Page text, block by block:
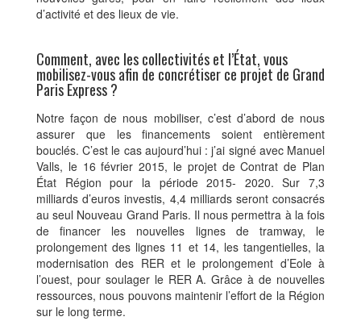
d’activité et des lieux de vie.
Comment, avec les collectivités et l’État, vous
mobilisez-vous afin de concrétiser ce projet de Grand
Paris Express ?
Notre façon de nous mobiliser, c’est d’abord de nous
assurer que les financements soient entièrement
bouclés. C’est le cas aujourd’hui : j’ai signé avec Manuel
Valls, le 16 février 2015, le projet de Contrat de Plan
État Région pour la période 2015- 2020. Sur 7,3
milliards d’euros investis, 4,4 milliards seront consacrés
au seul Nouveau Grand Paris. Il nous permettra à la fois
de financer les nouvelles lignes de tramway, le
prolongement des lignes 11 et 14, les tangentielles, la
modernisation des RER et le prolongement d’Eole à
l’ouest, pour soulager le RER A. Grâce à de nouvelles
ressources, nous pouvons maintenir l’effort de la Région
sur le long terme.